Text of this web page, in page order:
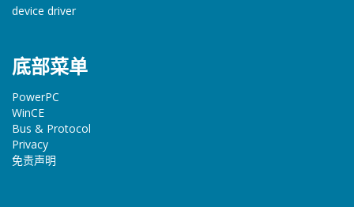
device driver
底部菜单
PowerPC
WinCE
Bus & Protocol
Privacy
免责声明